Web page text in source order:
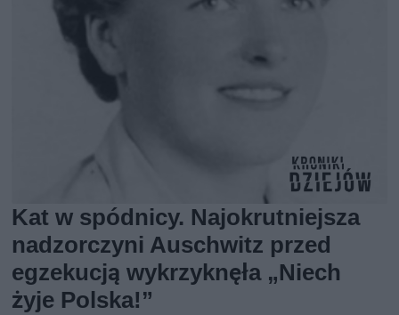
Kat w spódnicy. Najokrutniejsza
nadzorczyni Auschwitz przed
egzekucją wykrzyknęła „Niech
żyje Polska!”